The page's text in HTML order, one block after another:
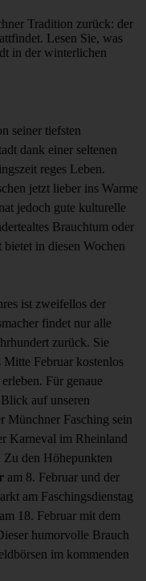
Tradition zurück: der
Lesen Sie, was
in der winterlichen
seiner tiefsten
dank einer seltenen
reges Leben.
jetzt lieber ins Warme
jedoch gute kulturelle
Brauchtum oder
in diesen Wochen
ist zweifellos der
findet nur alle
zurück. Sie
Februar kostenlos
Für genaue
auf unseren
Münchner Fasching sein
Karneval im Rheinland
Zu den Höhepunkten
am 8. Februar und der
am Faschingsdienstag
18. Februar mit dem
humorvolle Brauch
im kommenden